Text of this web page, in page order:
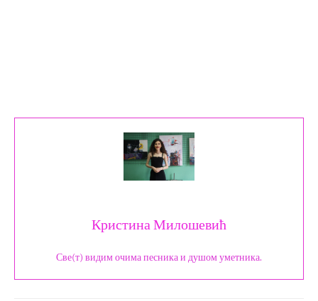
Кристина Милошевић
Све(т) видим очима песника и душом уметника.